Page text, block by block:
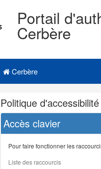
Portail
Cerbère
Cerbère
Navigation
et
outils
annexes
Politique d'accessibilité
Accès clavier
Pour faire fonctionner les
Liste des raccourcis